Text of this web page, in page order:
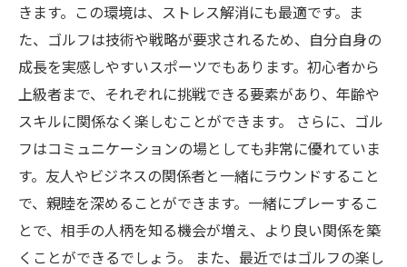
きます。この環境は、ストレス解消にも最適です。ま
た、ゴルフは技術や戦略が要求されるため、自分自身の
成長を実感しやすいスポーツでもあります。初心者から
上級者まで、それぞれに挑戦できる要素があり、年齢や
スキルに関係なく楽しむことができます。 さらに、ゴル
フはコミュニケーションの場としても非常に優れていま
す。友人やビジネスの関係者と一緒にラウンドすること
で、親睦を深めることができます。一緒にプレーするこ
とで、相手の人柄を知る機会が増え、より良い関係を築
くことができるでしょう。 また、最近ではゴルフの楽し